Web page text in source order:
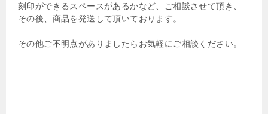
刻印ができるスペースがあるかなど、ご相談させて頂き、
その後、商品を発送して頂いております。
その他ご不明点がありましたらお気軽にご相談ください。